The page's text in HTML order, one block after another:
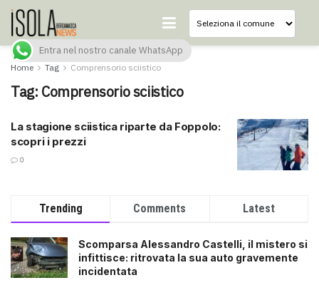
Home Tag Comprensorio sciistico
Tag: Comprensorio sciistico
La stagione sciistica riparte da Foppolo:
scopri i prezzi
0
Trending Comments Latest
Scomparsa Alessandro Castelli, il mistero si
infittisce: ritrovata la sua auto gravemente
incidentata
Entra nel nostro canale WhatsApp